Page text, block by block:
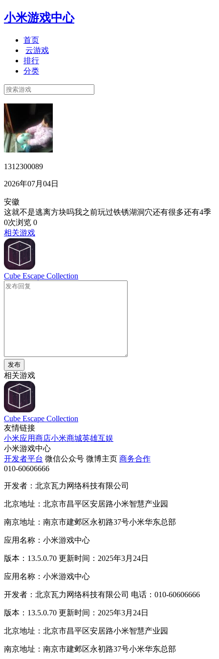
小米游戏中心
首页
云游戏
排行
分类
1312300089
2026年07月04日
安徽
这就不是逃离方块吗我之前玩过铁锈湖洞穴还有很多还有4季
0次浏览 0
相关游戏
Cube Escape Collection
发布
相关游戏
Cube Escape Collection
友情链接
小米应用商店小米商城英雄互娱
小米游戏中心
开发者平台 微信公众号 微博主页 商务合作
010-60606666
开发者：北京瓦力网络科技有限公司
北京地址：北京市昌平区安居路小米智慧产业园
南京地址：南京市建邺区永初路37号小米华东总部
应用名称：小米游戏中心
版本：13.5.0.70 更新时间：2025年3月24日
应用名称：小米游戏中心
开发者：北京瓦力网络科技有限公司 电话：010-60606666
版本：13.5.0.70 更新时间：2025年3月24日
北京地址：北京市昌平区安居路小米智慧产业园
南京地址：南京市建邺区永初路37号小米华东总部